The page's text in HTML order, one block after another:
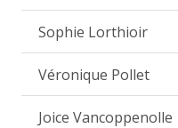
Sophie Lorthioir
Véronique Pollet
Joice Vancoppenolle